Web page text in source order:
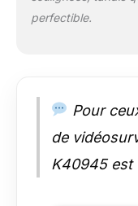
perfectible.
Pour
de
K40945 est